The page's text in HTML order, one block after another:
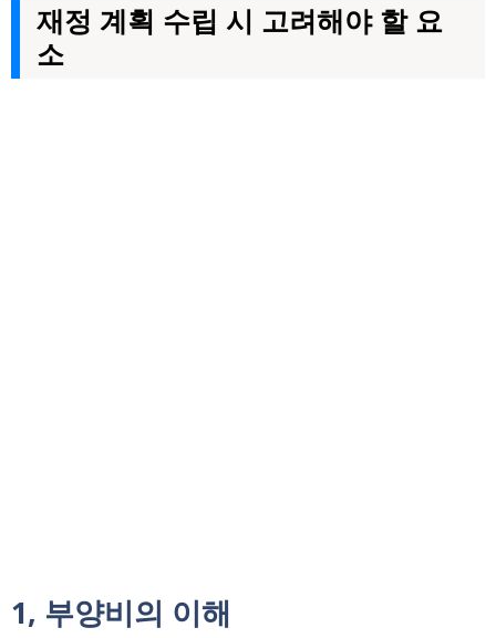
재정 계획 수립 시 고려해야 할 요
소
1, 부양비의 이해